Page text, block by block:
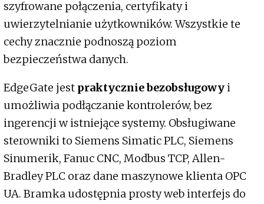
szyfrowane połączenia, certyfikaty i
uwierzytelnianie użytkowników. Wszystkie te
cechy znacznie podnoszą poziom
bezpieczeństwa danych.
EdgeGate jest praktycznie bezobsługowyi
umożliwia podłączanie kontrolerów, bez
ingerencji w istniejące systemy. Obsługiwane
sterowniki to Siemens Simatic PLC, Siemens
Sinumerik, Fanuc CNC, Modbus TCP, Allen-
Bradley PLC oraz dane maszynowe klienta OPC
UA. Bramka udostępnia prosty web interfejs do